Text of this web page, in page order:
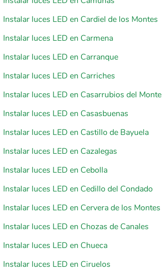
Instalar luces LED en Cardiel de los Montes
Instalar luces LED en Carmena
Instalar luces LED en Carranque
Instalar luces LED en Carriches
Instalar luces LED en Casarrubios del Monte
Instalar luces LED en Casasbuenas
Instalar luces LED en Castillo de Bayuela
Instalar luces LED en Cazalegas
Instalar luces LED en Cebolla
Instalar luces LED en Cedillo del Condado
Instalar luces LED en Cervera de los Montes
Instalar luces LED en Chozas de Canales
Instalar luces LED en Chueca
Instalar luces LED en Ciruelos